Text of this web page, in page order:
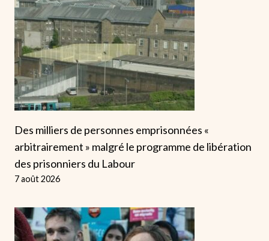
Des milliers de personnes emprisonnées «
arbitrairement » malgré le programme de libération
des prisonniers du Labour
7 août 2026